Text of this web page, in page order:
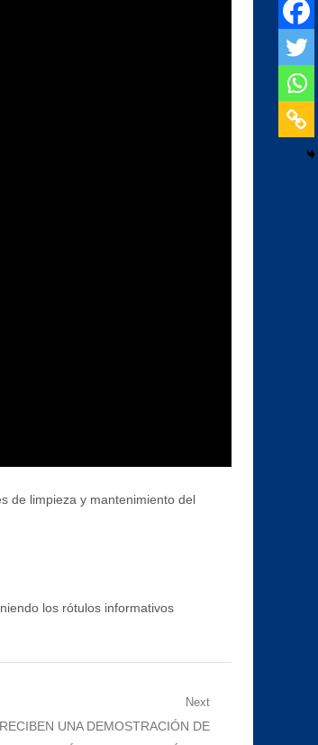
de limpieza y mantenimiento del
los rótulos informativos
Next
UNA DEMOSTRACIÓN DE